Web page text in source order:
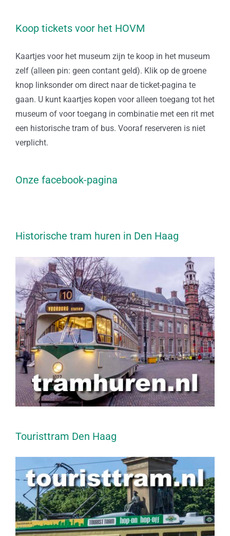
Koop tickets voor het HOVM
Kaartjes voor het museum zijn te koop in het museum
zelf (alleen pin: geen contant geld). Klik op de groene
knop linksonder om direct naar de ticket-pagina te
gaan. U kunt kaartjes kopen voor alleen toegang tot het
museum of voor toegang in combinatie met een rit met
een historische tram of bus. Vooraf reserveren is niet
verplicht.
Onze facebook-pagina
Historische tram huren in Den Haag
Touristtram Den Haag